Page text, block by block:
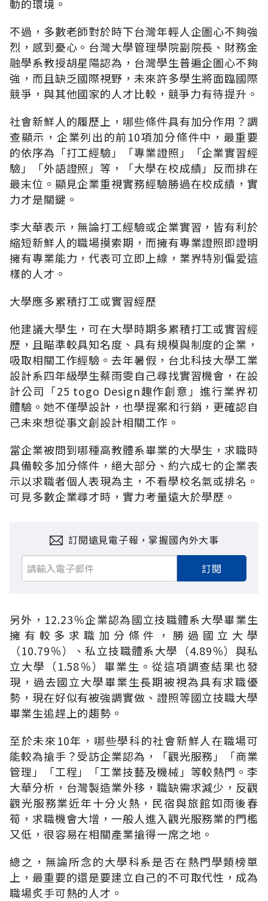
動的環境。
不過，多數老師對於時下台灣年輕人企圖心不夠強
烈，感到憂心。台灣大學管理學院副院長、財務金
融學系教授胡星陽認為，台灣學生普遍企圖心不夠
強，而且缺乏國際視野，未來許多學生將面臨國際
競爭，與其他國家的人才比較，競爭力有待提升。
社會新鮮人的履歷上，哪些條件具有加分作用？調
查顯示，企業列出的前10項加分條件中，最重要
的依序為「打工經驗」「專業證照」「企業實習經
驗」「外語證照」等，「大學在校成績」反而排在
最末位。顯見企業重視實務經驗勝過在校成績，實
力才是關鍵。
李大華表示，無論打工經驗或企業實習，皆有利於
縮短新鮮人的職場摸索期，而擁有專業證照即證明
擁有專業能力，代表可立即上線，業界特別偏愛這
樣的人才。
大學應多累積打工或實習經歷
他建議大學生，可在大學時期多累積打工或實習經
歷，且瞄準較具知名度、具有規模與制度的企業，
吸取相關工作經驗。去年暑假，台北科技大學工業
設計系四年級學生蔡雨雯自己尋找實習機會，在設
計公司「25 togo Design趣作創意」進行業界初
體驗。她不僅學設計，也學提案和行銷，更確認自
己未來想從事文創設計相關工作。
當企業被問到哪種高教體系畢業的大學生，求職時
具備較多加分條件，絕大部分、約六成七的企業表
示以求職者個人表現為主，不看學校名氣或排名。
可見多數企業尋才時，實力考量遠大於學歷。
訂閱遠見電子報，掌握國內外大事
訂閱
另外，12.23％企業認為國立技職體系大學畢業生
擁有較多求職加分條件，勝過國立大學
（10.79％）、私立技職體系大學（4.89％）與私
立大學（1.58％）畢業生。從這項調查結果也發
現，過去國立大學畢業生長期被視為具有求職優
勢，現在好似有被強調實做、證照等國立技職大學
畢業生追趕上的趨勢。
至於未來10年，哪些學科的社會新鮮人在職場可
能較為搶手？受訪企業認為，「觀光服務」「商業
管理」「工程」「工業技藝及機械」等較熱門。李
大華分析，台灣製造業外移，職缺需求減少，反觀
觀光服務業近年十分火熱，民宿與旅館如雨後春
筍，求職機會大增，一般人進入觀光服務業的門檻
又低，很容易在相關產業搶得一席之地。
總之，無論所念的大學科系是否在熱門學類榜單
上，最重要的還是要建立自己的不可取代性，成為
職場炙手可熱的人才。